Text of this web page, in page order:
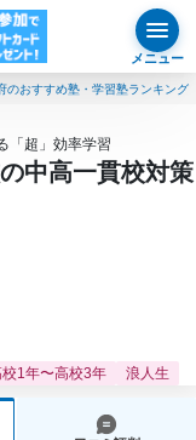
メニュー
のおすすめ塾・学習塾ランキング
「超」効率学習
中高一貫校対策
1年〜高校3年 浪人生